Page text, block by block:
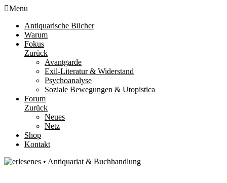
Menu
Antiquarische Bücher
Warum
Fokus
Zurück
Avantgarde
Exil-Literatur & Widerstand
Psychoanalyse
Soziale Bewegungen & Utopistica
Forum
Zurück
Neues
Netz
Shop
Kontakt